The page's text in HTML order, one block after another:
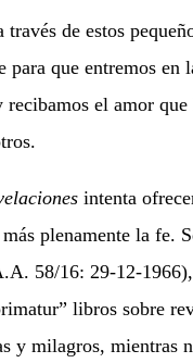
de estos
para que entremos en
recibamos el amor
intenta
plenamente la fe.
58/16: 29-12-1966),
libros sobre
y milagros, mientras